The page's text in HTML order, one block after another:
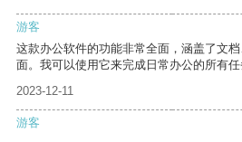
游客
这款办公软件的功能非常全面，涵盖了文
面。我可以使用它来完成日常办公的所有任
2023-12-11
游客